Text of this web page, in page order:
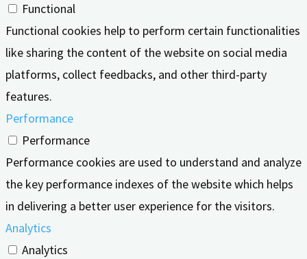
Functional
Functional cookies help to perform certain functionalities
like sharing the content of the website on social media
platforms, collect feedbacks, and other third-party
features.
Performance
Performance
Performance cookies are used to understand and analyze
the key performance indexes of the website which helps
in delivering a better user experience for the visitors.
Analytics
Analytics